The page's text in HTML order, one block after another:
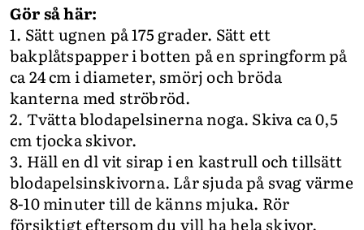
Gör så här:
1. Sätt ugnen på 175 grader. Sätt ett
bakplåtspapper i botten på en springform på
ca 24 cm i diameter, smörj och bröda
kanterna med ströbröd.
2. Tvätta blodapelsinerna noga. Skiva ca 0,5
cm tjocka skivor.
3. Häll en dl vit sirap i en kastrull och tillsätt
blodapelsinskivorna. Lår sjuda på svag värme
8-10 minuter till de känns mjuka. Rör
försiktigt eftersom du vill ha hela skivor.